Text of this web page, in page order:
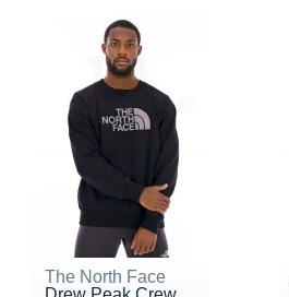
The North Face